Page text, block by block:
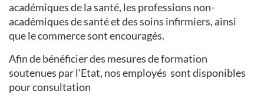
académiques de la santé, les professions non-
académiques de santé et des soins infirmiers, ainsi
que le commerce sont encouragés.
Afin de bénéficier des mesures de formation
soutenues par l'Etat, nos employés sont disponibles
pour consultation